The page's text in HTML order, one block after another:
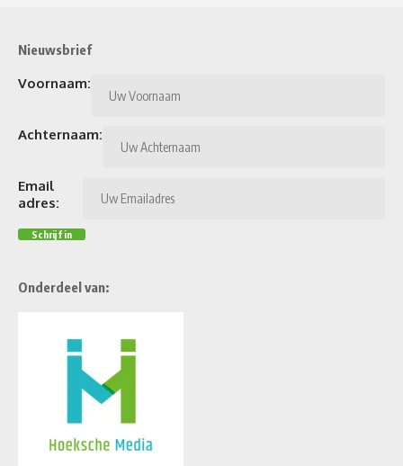
Nieuwsbrief
Voornaam:
Achternaam:
Email
adres:
Onderdeel van: